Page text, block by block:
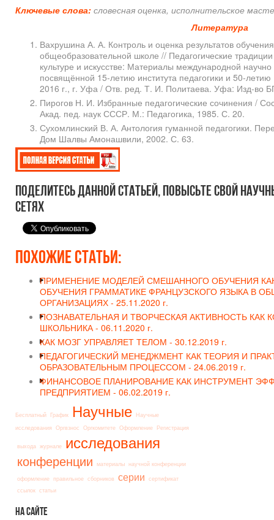
Ключевые слова: словесная оценка, исполнительское
Литература
Вахрушина А. А. Контроль и оценка результатов
общеобразовательной школе // Педагогические
культуре и искусстве: Материалы международной
посвящённой 15-летию института педагогики и 50-
2016 г., г. Уфа / Отв. ред. Т. И. Политаева. Уфа: Изд-во
Пирогов Н. И. Избранные педагогические сочинения /
Акад. пед. наук СССР. М.: Педагогика, 1985. С. 20.
Сухомлинский В. А. Антология гуманной педагогики.
Дом Шалвы Амонашвили, 2002. С. 63.
Поделитесь данной статьей, повысьте свой
сетях
Похожие статьи:
ПРИМЕНЕНИЕ МОДЕЛЕЙ СМЕШАННОГО ОБУЧЕНИЯ
ОБУЧЕНИЯ ГРАММАТИКЕ ФРАНЦУЗСКОГО ЯЗЫКА В
ОРГАНИЗАЦИЯХ - 25.11.2020 г.
ПОЗНАВАТЕЛЬНАЯ И ТВОРЧЕСКАЯ АКТИВНОСТЬ
ШКОЛЬНИКА - 06.11.2020 г.
КАК МОЗГ УПРАВЛЯЕТ ТЕЛОМ - 30.12.2019 г.
ПЕДАГОГИЧЕСКИЙ МЕНЕДЖМЕНТ КАК ТЕОРИЯ И
ОБРАЗОВАТЕЛЬНЫМ ПРОЦЕССОМ - 24.06.2019 г.
ФИНАНСОВОЕ ПЛАНИРОВАНИЕ КАК ИНСТРУМЕНТ
ПРЕДПРИЯТИЕМ - 06.02.2019 г.
Бесплатный График Научные Научные
исследования Оргвзнос Оргкомитете Оформление Регистрация
выхода журнале исследования
конференции материалы научной конференции
оформление правильное сборников серии сертификат
ссылок статьи
Насайте